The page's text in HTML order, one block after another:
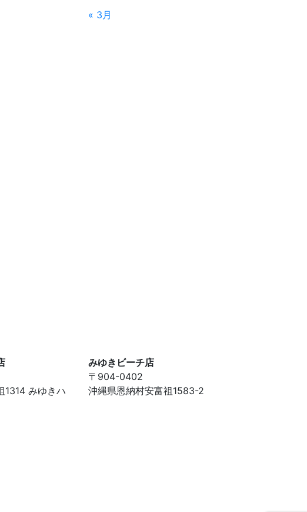
« 3月
1314 みゆきハ
みゆきビーチ店
〒904-0402
沖縄県恩納村安富祖1583-2